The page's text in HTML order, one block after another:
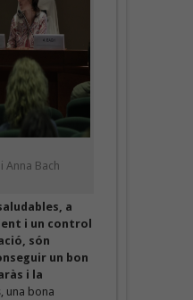
Anna Bach
a
i un control
són
un bon
i la
una bona